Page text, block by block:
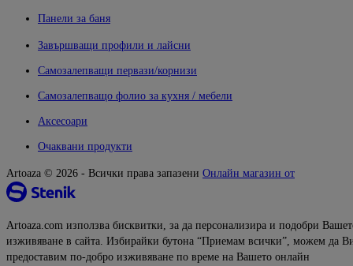
Панели за баня
Завършващи профили и лайсни
Самозалепващи первази/корнизи
Самозалепващо фолио за кухня / мебели
Аксесоари
Очаквани продукти
Artoaza © 2026 - Всички права запазени Онлайн магазин от
Artoaza.com използва бисквитки, за да персонализира и подобри
изживяване в сайта. Избирайки бутона “Приемам всички”, можем да
предоставим по-добро изживяване по време на Вашето онлайн